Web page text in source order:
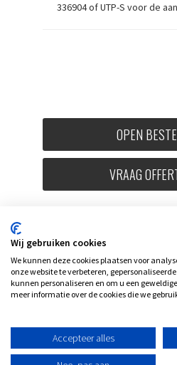
336904 of UTP-S voor de
OPEN
VRAAG
Wij gebruiken cookies
We kunnen deze cookies plaatsen voor
onze website te verbeteren,
kunnen personaliseren en om u een
meer informatie over de cookies die we
Accepteer alles